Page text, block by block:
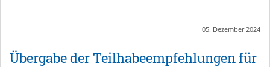
05. Dezember 2024
Übergabe der Teilhabeempfehlungen für